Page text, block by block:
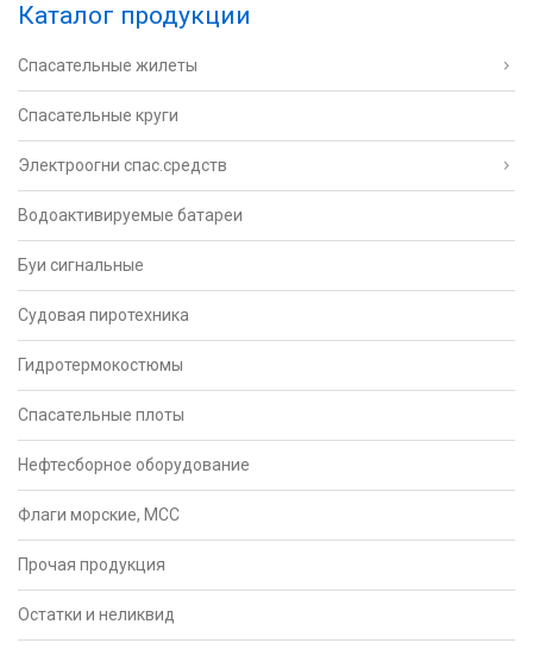
Каталог продукции
Спасательные жилеты
Спасательные круги
Электроогни спас.средств
Водоактивируемые батареи
Буи сигнальные
Судовая пиротехника
Гидротермокостюмы
Спасательные плоты
Нефтесборное оборудование
Флаги морские, МСС
Прочая продукция
Остатки и неликвид